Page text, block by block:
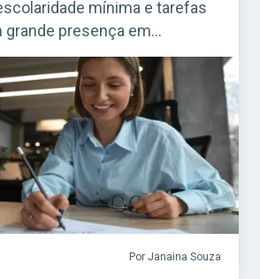
mínima e tarefas
grande presença em
autarquias e
a função representa uma
para a estabilidade. Acesse
INSS 2026! Quem atua
Básico […]
Por Janaina Souza